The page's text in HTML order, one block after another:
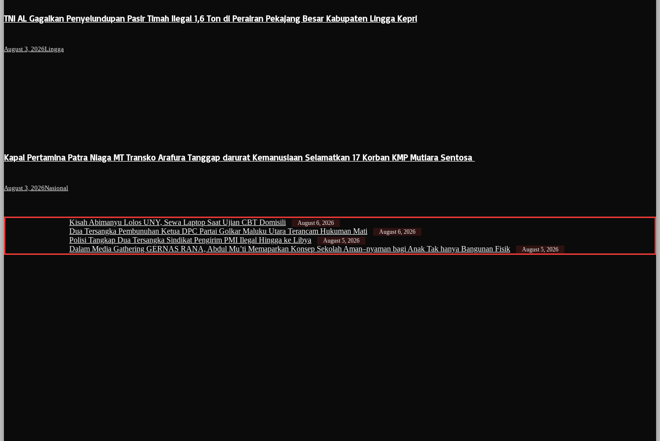
TNI AL Gagalkan Penyelundupan Pasir Timah Ilegal 1,6 Ton di Perairan Pekajang Besar Kabupaten Lingga Kepri
August 3, 2026Lingga
Kapal Pertamina Patra Niaga MT Transko Arafura Tanggap darurat Kemanusiaan Selamatkan 17 Korban KMP Mutiara Sentosa
August 3, 2026Nasional
Kisah Abimanyu Lolos UNY, Sewa Laptop Saat Ujian CBT Domisili August 6, 2026
Dua Tersangka Pembunuhan Ketua DPC Partai Golkar Maluku Utara Terancam Hukuman Mati August 6, 2026
Polisi Tangkap Dua Tersangka Sindikat Pengirim PMI Ilegal Hingga ke Libya August 5, 2026
Dalam Media Gathering GERNAS RANA, Abdul Mu’ti Memaparkan Konsep Sekolah Aman–nyaman bagi Anak Tak hanya Bangunan Fisik August 5, 2026